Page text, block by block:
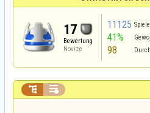
17
Bewertung
Novize
11125 Spiele
41%
98
 